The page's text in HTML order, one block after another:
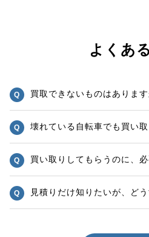
よくあ
買取できないものはあります
壊れている自転車でも買い
買い取りしてもらうのに、
見積りだけ知りたいが、ど